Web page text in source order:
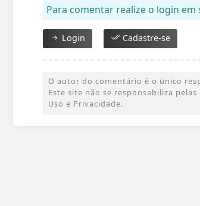
Para comentar realize o login em
Login Cadastre-se
O autor do comentário é o único
Este site não se responsabiliza
Uso e Privacidade.